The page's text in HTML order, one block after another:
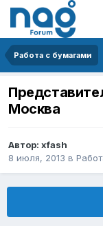
Работа с бумагами
Москва
Автор: xfash
8 июля, 2013 в